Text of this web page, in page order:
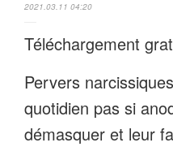
2021.03.11 04:20
Téléchargement
Pervers
quotidien pas si
démasquer et leur